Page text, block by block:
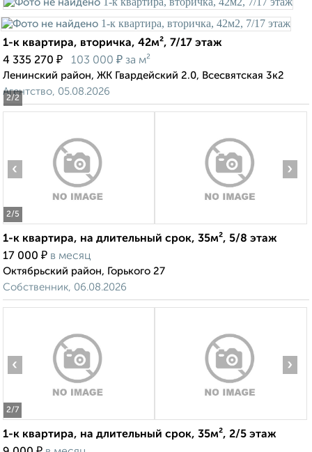
2/2
1-к квартира, вторичка, 42м², 7/17 этаж
4 335 270 ₽ 103 000 ₽ за м²
Ленинский район, ЖК Гвардейский 2.0, Всесвятская 3к2
Агентство, 05.08.2026
2/5
‹ ›
1-к квартира, на длительный срок, 35м², 5/8 этаж
17 000 ₽ в месяц
Октябрьский район, Горького 27
Собственник, 06.08.2026
2/7
‹ ›
1-к квартира, на длительный срок, 35м², 2/5 этаж